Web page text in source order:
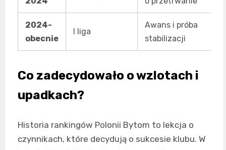
2024-
obecnie
I liga
Awans i próba
stabilizacji
Co zadecydowało o wzlotach i
upadkach?
Historia rankingów Polonii Bytom to lekcja o
czynnikach, które decydują o sukcesie klubu. W